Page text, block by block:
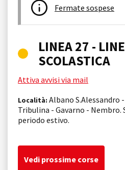
Fermate sospese
LINEA 27 -
SCOLASTICA
Attiva avvisi via mail
Località: Albano S.Alessandro
Tribulina - Gavarno - Nembro.
periodo estivo.
Vedi prossime corse